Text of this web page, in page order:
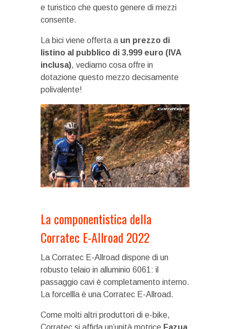
e turistico che questo genere di mezzi
consente.
La bici viene offerta a un prezzo di
listino al pubblico di 3.999 euro (IVA
inclusa), vediamo cosa offre in
dotazione questo mezzo decisamente
polivalente!
La componentistica della
Corratec E-Allroad 2022
La Corratec E-Allroad dispone di un
robusto telaio in alluminio 6061: il
passaggio cavi è completamento interno.
La forcellla è una Corratec E-Allroad.
Come molti altri produttori di e-bike,
Corratec si affida un’unità motrice Fazua